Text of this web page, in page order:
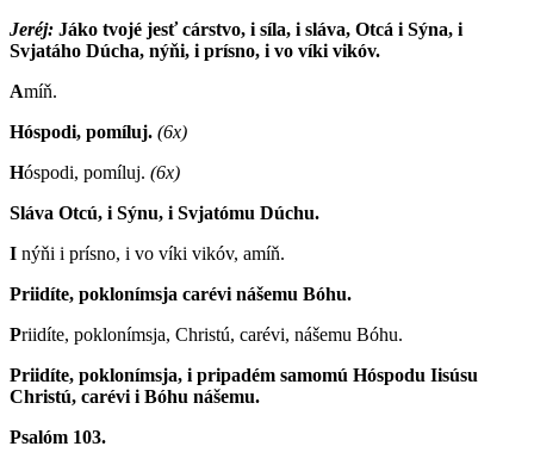
Jeréj: Jáko tvojé jesť cárstvo, i síla, i sláva, Otcá i Sýna, i
Svjatáho Dúcha, nýňi, i prísno, i vo víki vikóv.
Amíň.
Hóspodi, pomíluj. (6x)
Hóspodi, pomíluj. (6x)
Sláva Otcú, i Sýnu, i Svjatómu Dúchu.
I nýňi i prísno, i vo víki vikóv, amíň.
Priidíte, poklonímsja carévi nášemu Bóhu.
Priidíte, poklonímsja, Christú, carévi, nášemu Bóhu.
Priidíte, poklonímsja, i pripadém samomú Hóspodu Iisúsu
Christú, carévi i Bóhu nášemu.
Psalóm 103.